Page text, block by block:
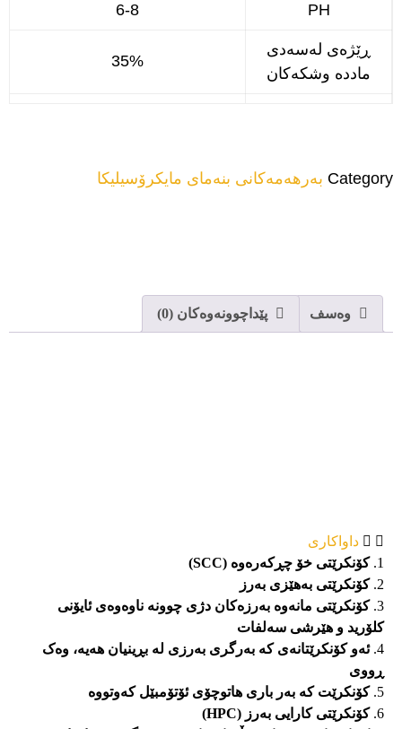
PH
6-8
ڕێژەی لەسەدی
ماددە وشکەکان
35%
بەکارهێنانی ئاسایی
Category بەرهەمەکانی بنەمای مایکرۆسیلیکا
وەسف پێداچوونەوەکان (0)
داواکاری
کۆنکرێتی خۆ چڕکەرەوە (SCC)
کۆنکرێتی بەهێزی بەرز
کۆنکرێتی مانەوە بەرزەکان دژی چوونە ناوەوەی ئایۆنی
کلۆرید و هێرشی سەلفات
ئەو کۆنکرێتانەی کە بەرگری بەرزی لە بڕینیان هەیە، وەک
ڕووی
کۆنکرێت کە بەر باری هاتوچۆی ئۆتۆمبێل کەوتووە
کۆنکرێتی کارایی بەرز (HPC)